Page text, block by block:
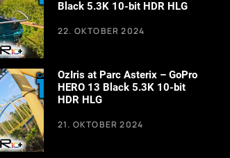
Black 5.3K 10-bit HDR HLG
22. OKTOBER 2024
OzIris at Parc Asterix – GoPro
HERO 13 Black 5.3K 10-bit
HDR HLG
21. OKTOBER 2024